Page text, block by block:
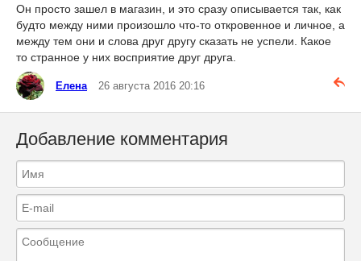
Он просто зашел в магазин, и это сразу описывается так, как
будто между ними произошло что-то откровенное и личное, а
между тем они и слова друг другу сказать не успели. Какое
то странное у них восприятие друг друга.
Елена 26 августа 2016 20:16
Добавление комментария